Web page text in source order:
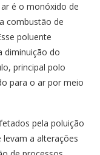
é o monóxido de
combustão de
poluente
diminuição do
principal polo
para o ar por meio
pela poluição
levam a alterações